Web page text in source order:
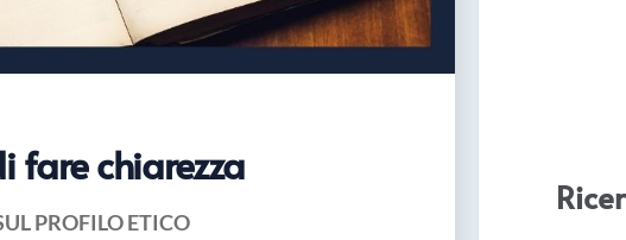
fare chiarezza
PROFILO ETICO